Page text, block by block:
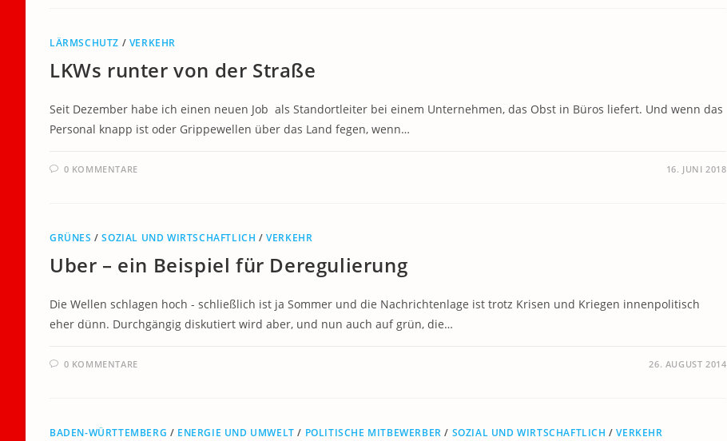
LÄRMSCHUTZ / VERKEHR
LKWs runter von der Straße
Seit Dezember habe ich einen neuen Job als Standortleiter bei einem Unternehmen, das Obst in Büros liefert. Und wenn das
Personal knapp ist oder Grippewellen über das Land fegen, wenn…
0 KOMMENTARE 16. JUNI 2018
GRÜNES /SOZIAL UND WIRTSCHAFTLICH /VERKEHR
Uber – ein Beispiel für Deregulierung
Die Wellen schlagen hoch - schließlich ist ja Sommer und die Nachrichtenlage ist trotz Krisen und Kriegen innenpolitisch
eher dünn. Durchgängig diskutiert wird aber, und nun auch auf grün, die…
0 KOMMENTARE 26. AUGUST 2014
BADEN-WÜRTTEMBERG / ENERGIE UND UMWELT / POLITISCHE MITBEWERBER / SOZIAL UND WIRTSCHAFTLICH /VERKEHR